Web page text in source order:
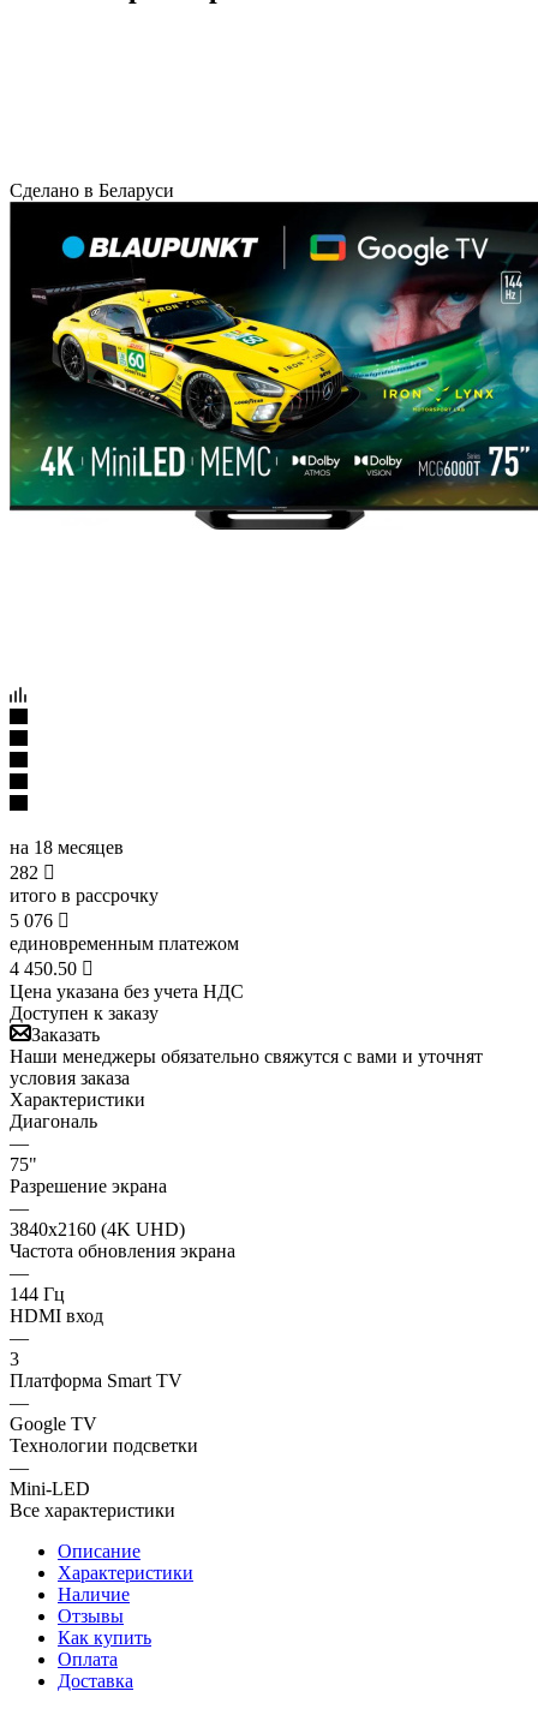
Сделано в Беларуси
на 18 месяцев
282 
итого в рассрочку
5 076 
единовременным платежом
4 450.50 
Цена указана без учета НДС
Доступен к заказу
Заказать
Наши менеджеры обязательно свяжутся с вами и уточнят
условия заказа
Характеристики
Диагональ
—
75"
Разрешение экрана
—
3840x2160 (4K UHD)
Частота обновления экрана
—
144 Гц
HDMI вход
—
3
Платформа Smart TV
—
Google TV
Технологии подсветки
—
Mini-LED
Все характеристики
Описание
Характеристики
Наличие
Отзывы
Как купить
Оплата
Доставка